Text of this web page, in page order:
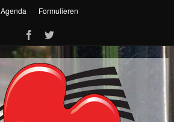
Agenda Formulieren